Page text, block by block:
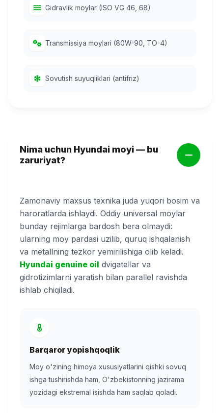
Gidravlik moylar (ISO VG 46, 68)
Transmissiya moylari (80W-90, TO-4)
Sovutish suyuqliklari (antifriz)
Nima uchun Hyundai moyi — bu
zaruriyat?
Zamonaviy maxsus texnika juda yuqori bosim va
haroratlarda ishlaydi. Oddiy universal moylar
bunday rejimlarga bardosh bera olmaydi:
ularning moy pardasi uzilib, quruq ishqalanish
va metallning tezkor yemirilishiga olib keladi.
Hyundai genuine oil dvigatellar va
gidrotizimlarni yaratish bilan parallel ravishda
ishlab chiqiladi.
Barqaror yopishqoqlik
Moy o'zining himoya xususiyatlarini qishki sovuq
ishga tushirishda ham, O'zbekistonning jazirama
yozidagi ekstremal isishda ham saqlab qoladi.